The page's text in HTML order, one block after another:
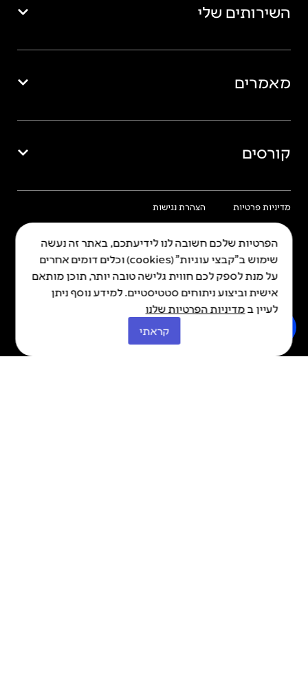
השירותים שלי
מאמרים
קורסים
מדיניות פרטיות הצהרת נגישות
Made By Kadabra
כל הזכויות שמורות © איה 2026
הפרטיות שלכם חשובה לנו לידיעתכם, באתר זה נעשה
שימוש ב"קבצי עוגיות" (cookies) וכלים דומים אחרים
על מנת לספק לכם חווית גלישה טובה יותר, תוכן מותאם
אישית וביצוע ניתוחים סטטיסטיים. למידע נוסף ניתן
לעיין במדיניות הפרטיות שלנו
קראתי